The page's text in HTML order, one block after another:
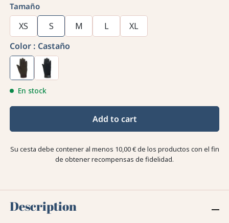
Tamaño
XS S M L
XL
Color : Castaño
En stock
Add to cart
Su cesta debe contener al menos 10,00 € de los productos con el fin
de obtener recompensas de fidelidad.
Description